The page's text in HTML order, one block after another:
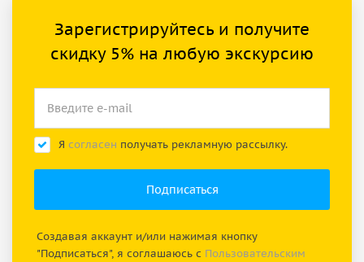
Зарегистрируйтесь и получите
скидку 5% на любую экскурсию
Я согласен получать рекламную рассылку.
Создавая аккаунт и/или нажимая кнопку
"Подписаться", я соглашаюсь с Пользовательским